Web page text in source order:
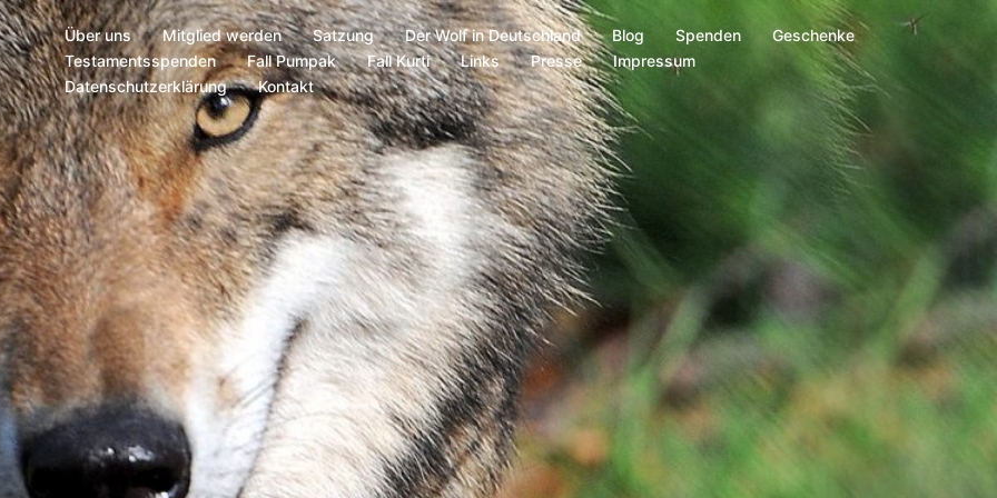
Über uns Mitglied werden Satzung Der Wolf in Deutschland Blog Spenden
Geschenke
Testamentsspenden
Fall Pumpak Fall Kurti Links Presse
Impressum
Datenschutzerklärung
Kontakt